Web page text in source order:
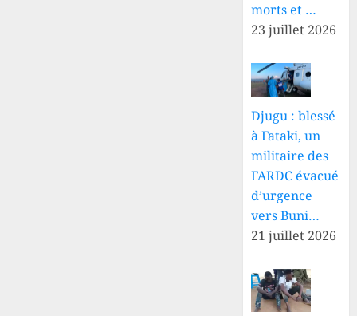
morts et …
23 juillet 2026
Djugu : blessé
à Fataki, un
militaire des
FARDC évacué
d’urgence
vers Buni…
21 juillet 2026